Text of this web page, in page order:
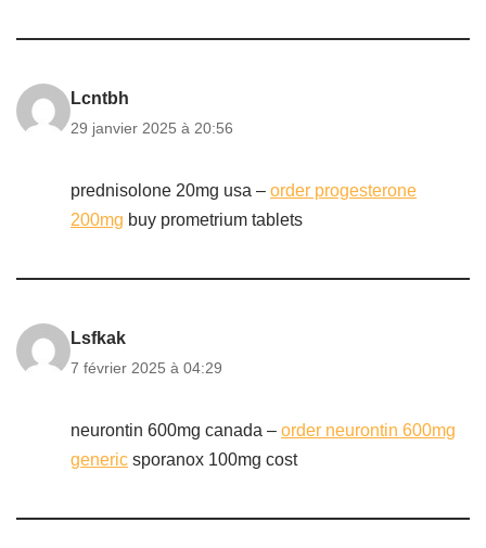
Lcntbh
29 janvier 2025 à 20:56
prednisolone 20mg usa – order progesterone
200mg buy prometrium tablets
Lsfkak
7 février 2025 à 04:29
neurontin 600mg canada – order neurontin 600mg
generic sporanox 100mg cost